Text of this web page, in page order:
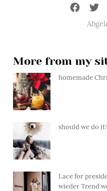
More from my
homemade
should we do
Lace for
wieder Trend